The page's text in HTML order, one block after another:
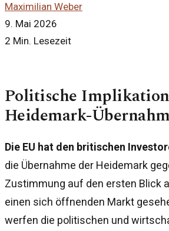
Maximilian Weber
9. Mai 2026
2 Min. Lesezeit
Politische
Heidemark-
Die EU hat den britischen
die Übernahme der Heidemark
Zustimmung auf den ersten Blick
einen sich öffnenden Markt
werfen die politischen und